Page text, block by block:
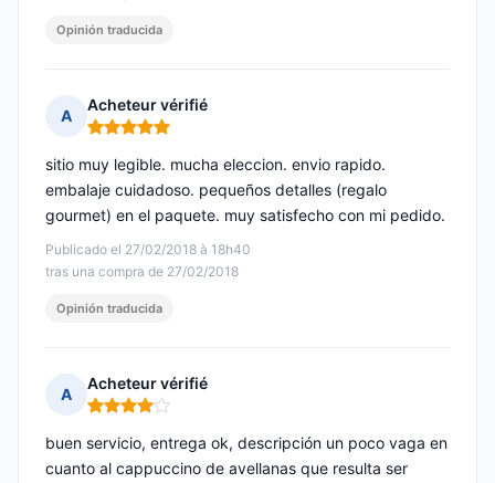
Opinión traducida
A
Acheteur vérifié
Nota: 5 de 5
Publicado el 27/02/2018 à 18h40
tras una compra de 27/02/2018
sitio muy legible. mucha eleccion. envio rapido.
embalaje cuidadoso. pequeños detalles (regalo
gourmet) en el paquete. muy satisfecho con mi pedido.
Opinión traducida
A
Acheteur vérifié
Nota: 4 de 5
buen servicio, entrega ok, descripción un poco vaga en
cuanto al cappuccino de avellanas que resulta ser